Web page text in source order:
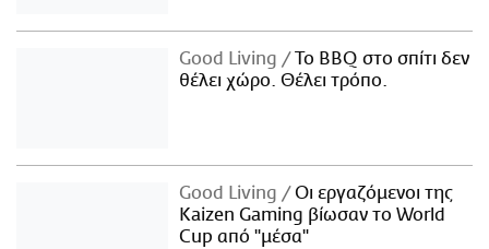
Good Living
Το BBQ στο σπίτι δεν
θέλει χώρο. Θέλει τρόπο.
Good Living
Οι εργαζόμενοι της
Kaizen Gaming βίωσαν το World
Cup από "μέσα"